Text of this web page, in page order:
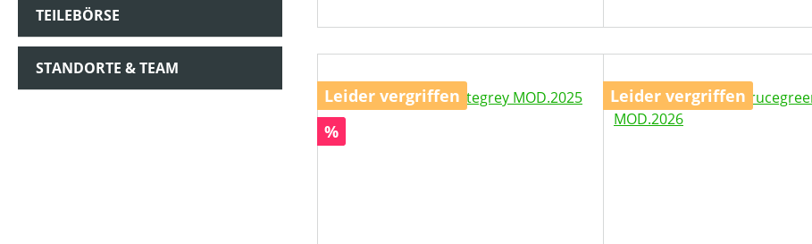
TEILEBÖRSE
STANDORTE & TEAM
Leider vergriffen
Rabatt
%
Leider vergriffen